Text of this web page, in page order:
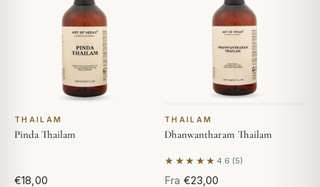
THAILAM
Pinda Thailam
€18,00
THAILAM
Dhanwantharam Thailam
★★★★★ 4.6 (5)
Baseret på 5 anmeldelser
Fra €23,00